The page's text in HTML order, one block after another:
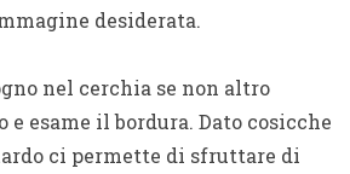
desiderata.
nel cerchia se non altro
esame il bordura. Dato cosicche
ci permette di sfruttare di